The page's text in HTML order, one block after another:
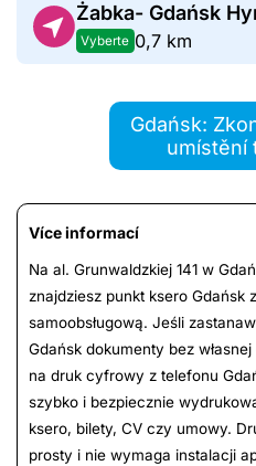
Żabka- Gdańsk
Vyberte 0,7 km
Gdańsk:
umístění
Více informací
Na al. Grunwaldzkiej 141 w
znajdziesz punkt ksero Gdańsk
samoobsługową. Jeśli
Gdańsk dokumenty bez
na druk cyfrowy z telefonu
szybko i bezpiecznie
ksero, bilety, CV czy umowy.
prosty i nie wymaga instalacji